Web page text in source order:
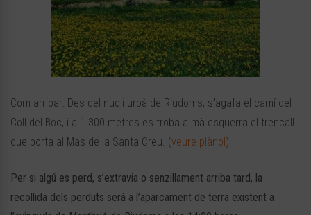
Com arribar: Des del nucli urbà de Riudoms, s’agafa el camí del
Coll del Boc, i a 1.300 metres es troba a mà esquerra el trencall
que porta al Mas de la Santa Creu. (veure plànol ).
Per si algú es perd, s’extravia o senzillament arriba tard, la
recollida dels perduts serà a l’aparcament de terra existent a